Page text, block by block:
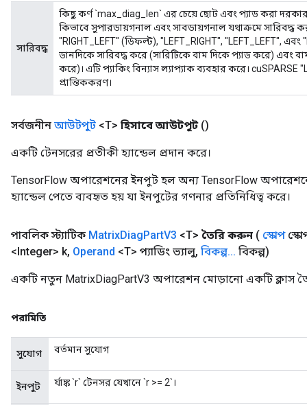
সারিবদ্ধ
কিছু কর্ণ `max_diag_len` এর চেয়ে ছোট এবং প্যাড করা দরকার।
কিভাবে সুপারডায়গনাল এবং সাবডায়গনাল যথাক্রমে সারিবদ্ধ
"RIGHT_LEFT" (ডিফল্ট), "LEFT_RIGHT", "LEFT_LEFT", এবং
ডানদিকে সারিবদ্ধ করে (সারিটিকে বাম দিকে প্যাড করে) এবং
করে)। এটি প্যাকিং বিন্যাস ল্যাপ্যাক ব্যবহার করে। cuSPARSE
প্রান্তিককরণ।
সর্বজনীন আউটপুট <T> হিসাবে আউটপুট ()
একটি টেনসরের প্রতীকী হ্যান্ডেল প্রদান করে।
TensorFlow অপারেশনের ইনপুট হল অন্য TensorFlow
হ্যান্ডেল পেতে ব্যবহৃত হয় যা ইনপুটের গণনার প্রতিনিধিত্ব করে।
পাবলিক স্ট্যাটিক MatrixDiagPartV3 <T> তৈরি করুন ( স্কোপ
<Integer> k, Operand <T> প্যাডিং ভ্যালু, বিকল্প... বিকল্প)
একটি নতুন MatrixDiagPartV3 অপারেশন মোড়ানো একটি ক্লাস
পরামিতি
সুযোগ বর্তমান সুযোগ
ইনপুট র্যাঙ্ক `r` টেনসর যেখানে `r >= 2`।